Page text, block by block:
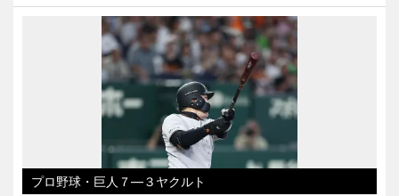
プロ野球・巨人７―３ヤクルト